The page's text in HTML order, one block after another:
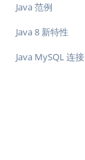
Java 范例
Java 8 新特性
Java MySQL 连接